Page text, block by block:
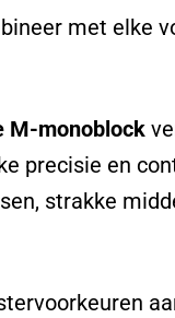
met elke
M-monoblock
precisie en
strakke